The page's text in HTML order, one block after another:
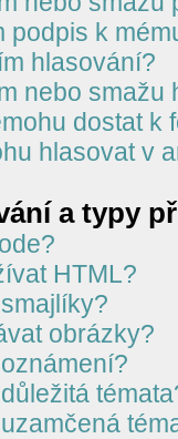
podpis k
hlasování?
nebo smažu
dostat k
hlasovat v
a typy
HTML?
obrázky?